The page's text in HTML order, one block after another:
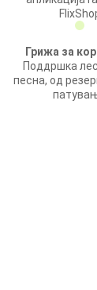
Грижа за
Поддршка
песна, од